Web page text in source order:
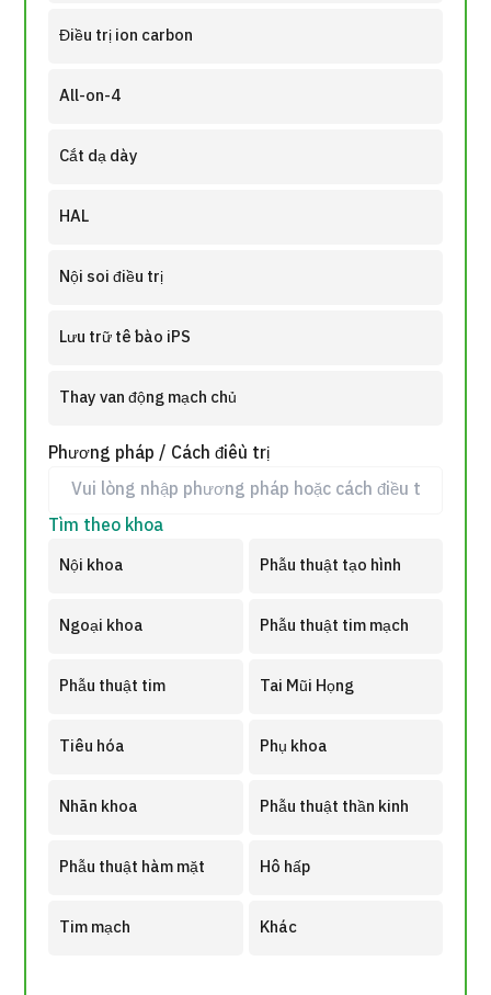
Điều trị ion carbon
All-on-4
Cắt dạ dày
HAL
Nội soi điều trị
Lưu trữ tế bào iPS
Thay van động mạch chủ
Phương pháp / Cách điều trị
Tìm theo khoa
Nội khoa Phẫu thuật tạo hình
Ngoại khoa Phẫu thuật tim mạch
Phẫu thuật tim Tai Mũi Họng
Tiêu hóa Phụ khoa
Nhãn khoa Phẫu thuật thần kinh
Phẫu thuật hàm mặt Hô hấp
Tim mạch Khác